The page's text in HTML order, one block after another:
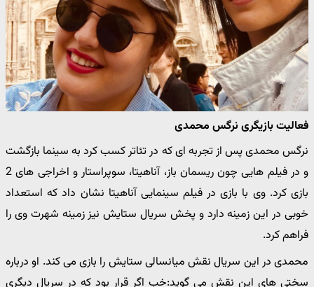
فعالیت بازیگری نرگس محمدی
نرگس محمدی پس از تجربه ای که در تئاتر کسب کرد به سینما بازگشت
و در فیلم هایی چون ریسمان باز، آناهیتا، سوپراستار و اخراجی های 2
بازی کرد. وی با بازی در فیلم سینمایی آناهیتا نشان داد که استعداد
خوبی در این زمینه دارد و پخش سریال ستایش نیز زمینه شهرت وی را
فراهم کرد.
محمدی در این سریال نقش میانسالی ستایش را بازی می کند. او درباره
سختی های این نقش می گوید:خب اگر قرار بود که در سریال دیگری